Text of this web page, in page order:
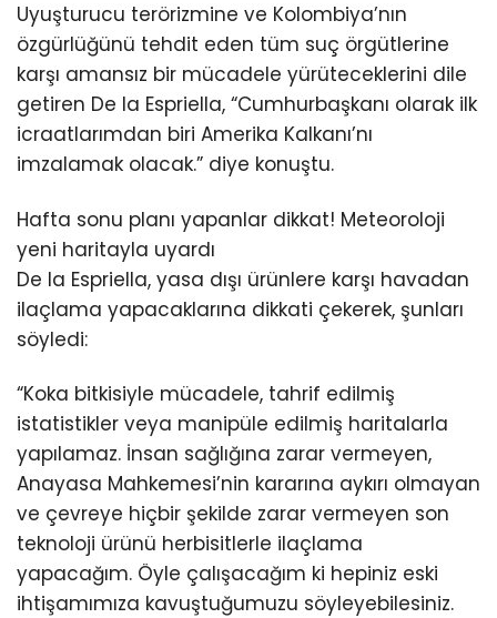
Uyuşturucu terörizmine ve Kolombiya’nın
özgürlüğünü tehdit eden tüm suç örgütlerine
karşı amansız bir mücadele yürüteceklerini dile
getiren De la Espriella, “Cumhurbaşkanı olarak ilk
icraatlarımdan biri Amerika Kalkanı’nı
imzalamak olacak.” diye konuştu.
Hafta sonu planı yapanlar dikkat! Meteoroloji
yeni haritayla uyardı
De la Espriella, yasa dışı ürünlere karşı havadan
ilaçlama yapacaklarına dikkati çekerek, şunları
söyledi:
“Koka bitkisiyle mücadele, tahrif edilmiş
istatistikler veya manipüle edilmiş haritalarla
yapılamaz. İnsan sağlığına zarar vermeyen,
Anayasa Mahkemesi’nin kararına aykırı olmayan
ve çevreye hiçbir şekilde zarar vermeyen son
teknoloji ürünü herbisitlerle ilaçlama
yapacağım. Öyle çalışacağım ki hepiniz eski
ihtişamımıza kavuştuğumuzu söyleyebilesiniz.